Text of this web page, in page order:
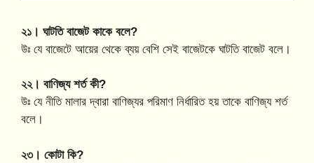
২১। ঘাটতি বাজেট কাকে বলে?
উঃ যে বাজেটে আয়ের থেকে ব্যয় বেশি সেই বাজেটকে ঘাটতি বাজেট বলে।
২২। বাণিজ্য শর্ত কী?
উঃ যে নীতি মালার দ্বারা বাণিজ্যর পরিমাণ নির্ধারিত হয় তাকে বাণিজ্য শর্ত
বলে।
২৩। কোটা কি?